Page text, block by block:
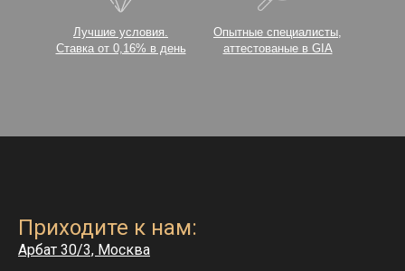
Опытные специалисты,
аттестованые в GIA
Лучшие условия.
Ставка от 0,16% в день
Приходите к нам:
Арбат 30/3, Москва